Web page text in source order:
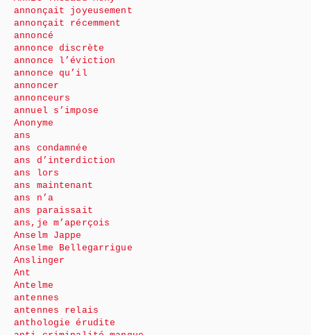
annonçait joyeusement
annonçait récemment
annoncé
annonce discrète
annonce l’éviction
annonce qu’il
annoncer
annonceurs
annuel s’impose
Anonyme
ans
ans condamnée
ans d’interdiction
ans lors
ans maintenant
ans n’a
ans paraissait
ans,je m’aperçois
Anselm Jappe
Anselme Bellegarrigue
Anslinger
Ant
Antelme
antennes
antennes relais
anthologie érudite